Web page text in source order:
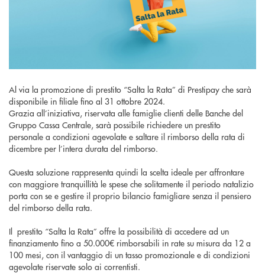
Al via la promozione di prestito “Salta la Rata” di Prestipay che sarà
disponibile in filiale fino al 31 ottobre 2024.
Grazia all’iniziativa, riservata alle famiglie clienti delle Banche del
Gruppo Cassa Centrale, sarà possibile richiedere un prestito
personale a condizioni agevolate e saltare il rimborso della rata di
dicembre per l’intera durata del rimborso.
Questa soluzione rappresenta quindi la scelta ideale per affrontare
con maggiore tranquillità le spese che solitamente il periodo natalizio
porta con se e gestire il proprio bilancio famigliare senza il pensiero
del rimborso della rata.
Il prestito “Salta la Rata” offre la possibilità di accedere ad un
finanziamento fino a 50.000€ rimborsabili in rate su misura da 12 a
100 mesi, con il vantaggio di un tasso promozionale e di condizioni
agevolate riservate solo ai correntisti.